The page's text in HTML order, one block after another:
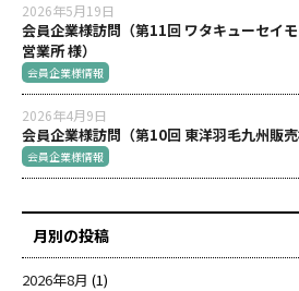
2026年5月19日
会員企業様訪問（第11回 ワタキューセイ
営業所 様）
会員企業様情報
2026年4月9日
会員企業様訪問（第10回 東洋羽毛九州販売
会員企業様情報
月別の投稿
2026年8月 (1)